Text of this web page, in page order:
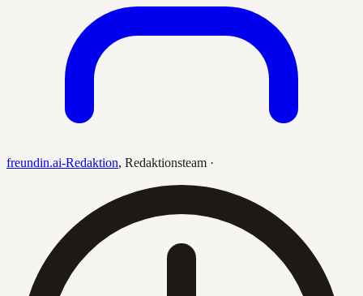
freundin.ai-Redaktion, Redaktionsteam ·